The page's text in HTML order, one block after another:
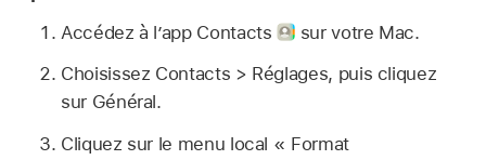
Accédez à l’app Contacts
sur votre Mac.
Choisissez Contacts > Réglages, puis cliquez
sur Général.
Cliquez sur le menu local « Format